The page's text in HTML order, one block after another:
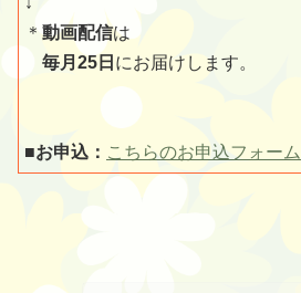
＊動画配信は
毎月25日 にお届けします。
■お申込： こちらのお申込フォーム